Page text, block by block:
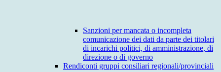
Sanzioni per mancata o incompleta
comunicazione dei dati da parte dei titolari
di incarichi politici, di amministrazione, di
direzione o di governo
Rendiconti gruppi consiliari regionali/provinciali